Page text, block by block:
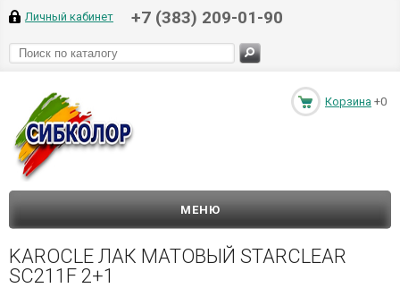
Личный кабинет +7 (383) 209-01-90
Корзина +0
МЕНЮ
KAROCLE ЛАК МАТОВЫЙ STARCLEAR
SC211F 2+1